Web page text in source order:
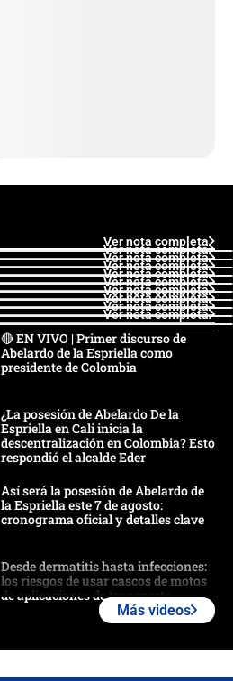
Ver nota completa
Ver nota completa
Ver nota completa
Ver nota completa
Ver nota completa
Ver nota completa
Ver nota completa
Ver nota completa
Ver nota completa
Ver nota completa
🔴 EN VIVO | Primer discurso de
Abelardo de la Espriella como
presidente de Colombia
¿La posesión de Abelardo De la
Espriella en Cali inicia la
descentralización en Colombia? Esto
respondió el alcalde Eder
Así será la posesión de Abelardo de
la Espriella este 7 de agosto:
cronograma oficial y detalles clave
Desde dermatitis hasta infecciones:
los riesgos de usar cascos de motos
de aplicaciones de transporte
Más videos